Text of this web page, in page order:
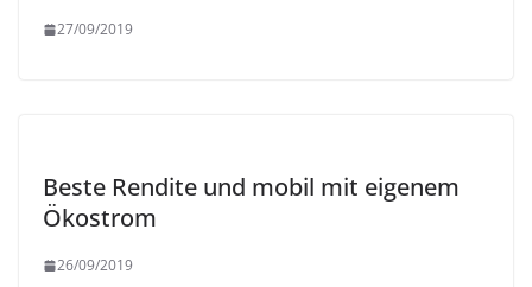
27/09/2019
Beste Rendite und mobil mit eigenem
Ökostrom
26/09/2019